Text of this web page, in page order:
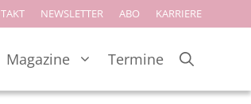
NEWSLETTER ABO KARRIERE
Magazine Termine